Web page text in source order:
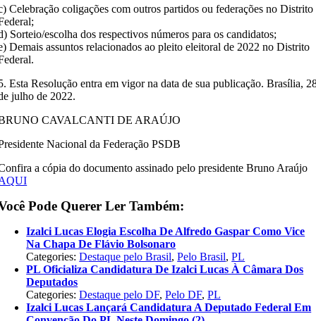
Celebração coligações com outros partidos ou federações no Distrito
Sorteio/escolha dos respectivos números para os candidatos;
Demais assuntos relacionados ao pleito eleitoral de 2022 no Distrito
Esta Resolução entra em vigor na data de sua publicação. Brasília,
julho de 2022.
CAVALCANTI DE ARAÚJO
Nacional da Federação PSDB
a cópia do documento assinado pelo presidente Bruno Araújo
Pode Querer Ler Também:
Izalci Lucas Elogia Escolha De Alfredo Gaspar Como Vice
Na Chapa De Flávio Bolsonaro
Categories:Destaque pelo Brasil,Pelo Brasil,PL
PL Oficializa Candidatura De Izalci Lucas À Câmara Dos
Deputados
Categories:Destaque pelo DF,Pelo DF,PL
Izalci Lucas Lançará Candidatura A Deputado Federal Em